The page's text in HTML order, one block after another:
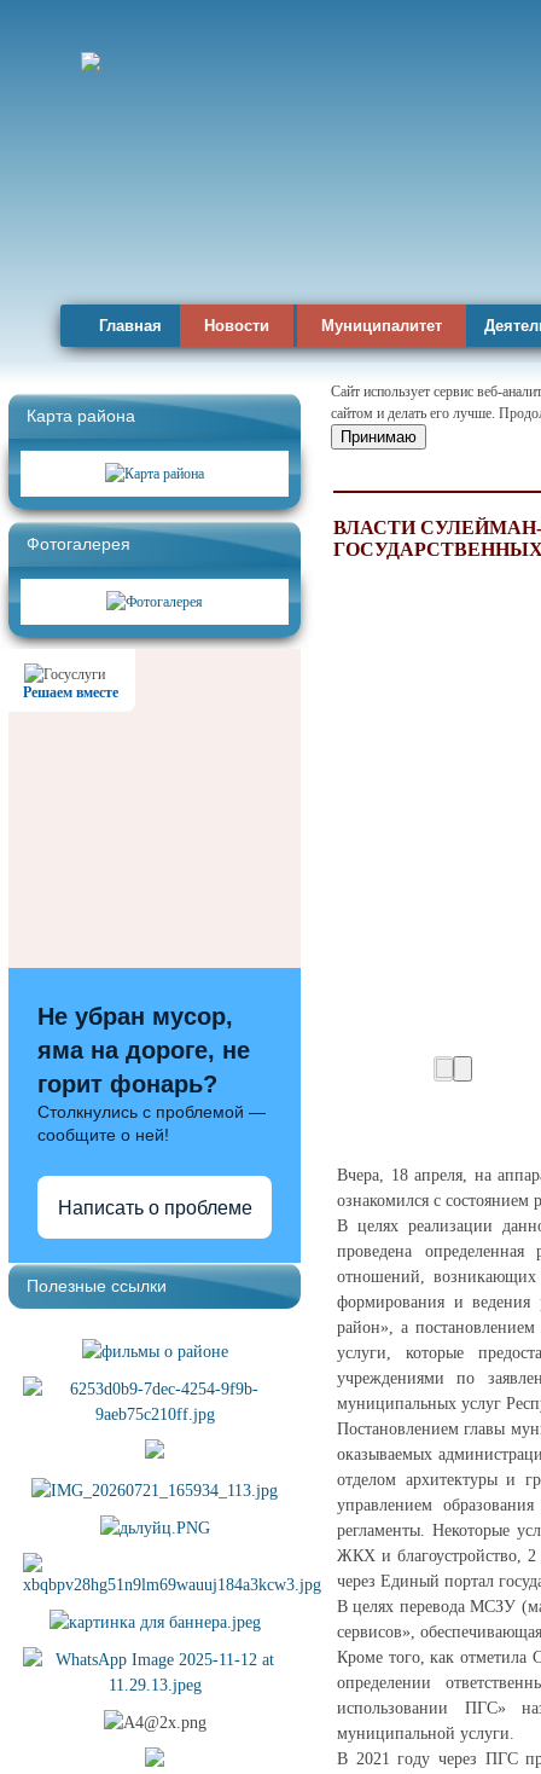
Главная Новости Муниципалитет
Карта района
Фотогалерея
Решаем вместе
Не убран мусор,
яма на дороге, не
горит фонарь?
Столкнулись с проблемой —
сообщите о ней!
Написать о проблеме
Полезные ссылки
Сайт использует сервис веб-
сайтом и делать его лучше.
Принимаю
ВЛАСТИ
Вчера, 18 апреля, на
ознакомился с состоянием
В целях реализации
проведена
отношений, возникающих
формирования и ведения
район», а
услуги, которые
учреждениями по
муниципальных услуг
Постановлением главы
оказываемых
отделом архитектуры и
управлением
регламенты. Некоторые
ЖКХ и благоустройство,
через Единый портал
В целях перевода МСЗУ
сервисов»,
Кроме того, как отметила
определении
использовании ПГС»
муниципальной услуги.
В 2021 году через ПГС